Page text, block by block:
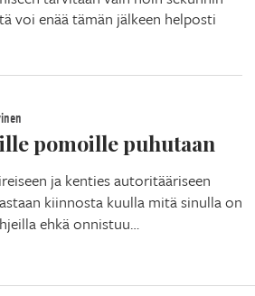
voi enää tämän jälkeen helposti
pomoille puhutaan
ja kenties autoritääriseen
kiinnosta kuulla mitä sinulla on
ehkä onnistuu…